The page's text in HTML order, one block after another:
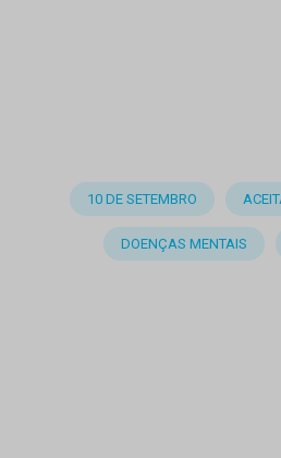
10 DE SETEMBRO
DOENÇAS MENTAIS